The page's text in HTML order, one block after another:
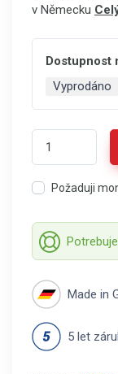
v Německu
Dostupnost
Vyprodáno
Požaduji
Made in
5 let